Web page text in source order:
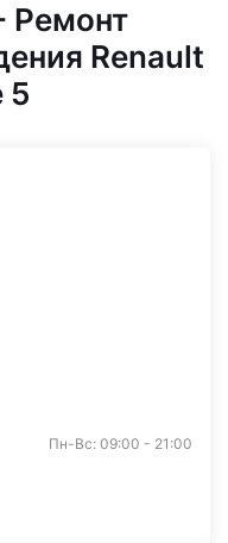
Ремонт
Renault
5
Пн-Вс: 09:00 - 21:00